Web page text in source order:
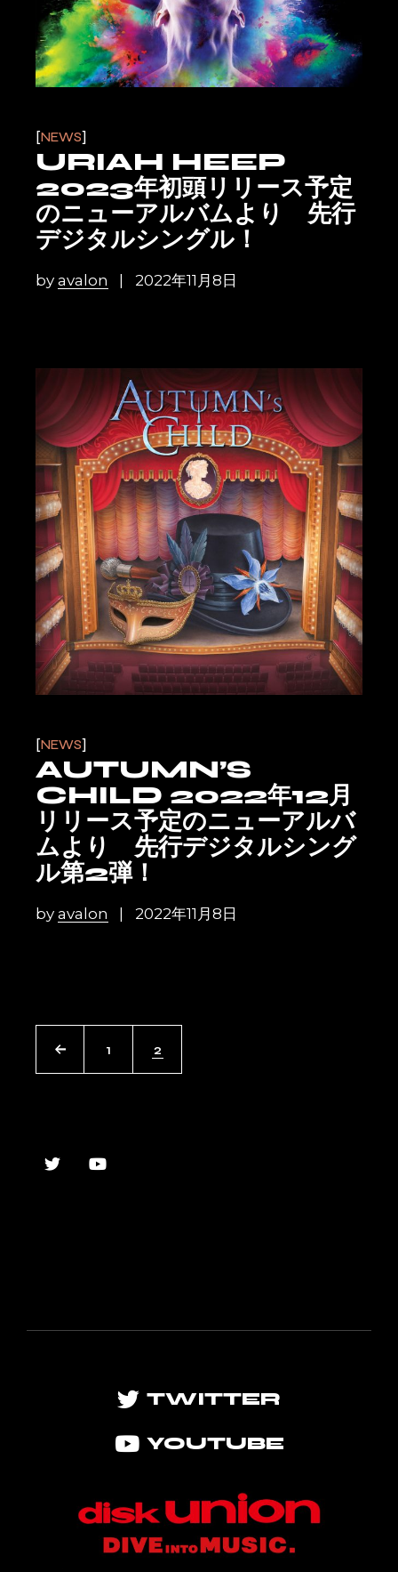
NEWS
URIAH HEEP
2023年初頭リリース予定
のニューアルバムより 先行
デジタルシングル！
byavalon 2022年11月8日
NEWS
AUTUMN’S
CHILD 2022年12月
リリース予定のニューアルバ
ムより 先行デジタルシング
ル第2弾！
byavalon 2022年11月8日
POSTS
NAVIGATION
1 2
TWITTER
YOUTUBE